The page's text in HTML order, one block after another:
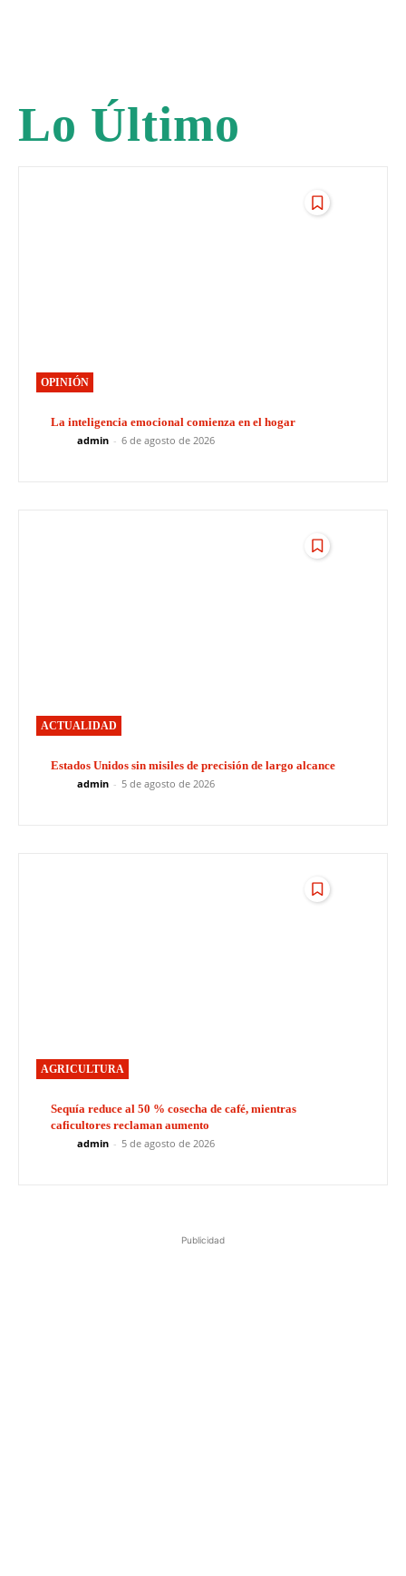
Lo Último
OPINIÓN
La inteligencia emocional comienza en el hogar
admin - 6 de agosto de 2026
ACTUALIDAD
Estados Unidos sin misiles de precisión de largo alcance
admin - 5 de agosto de 2026
AGRICULTURA
Sequía reduce al 50 % cosecha de café, mientras
caficultores reclaman aumento
admin - 5 de agosto de 2026
Publicidad